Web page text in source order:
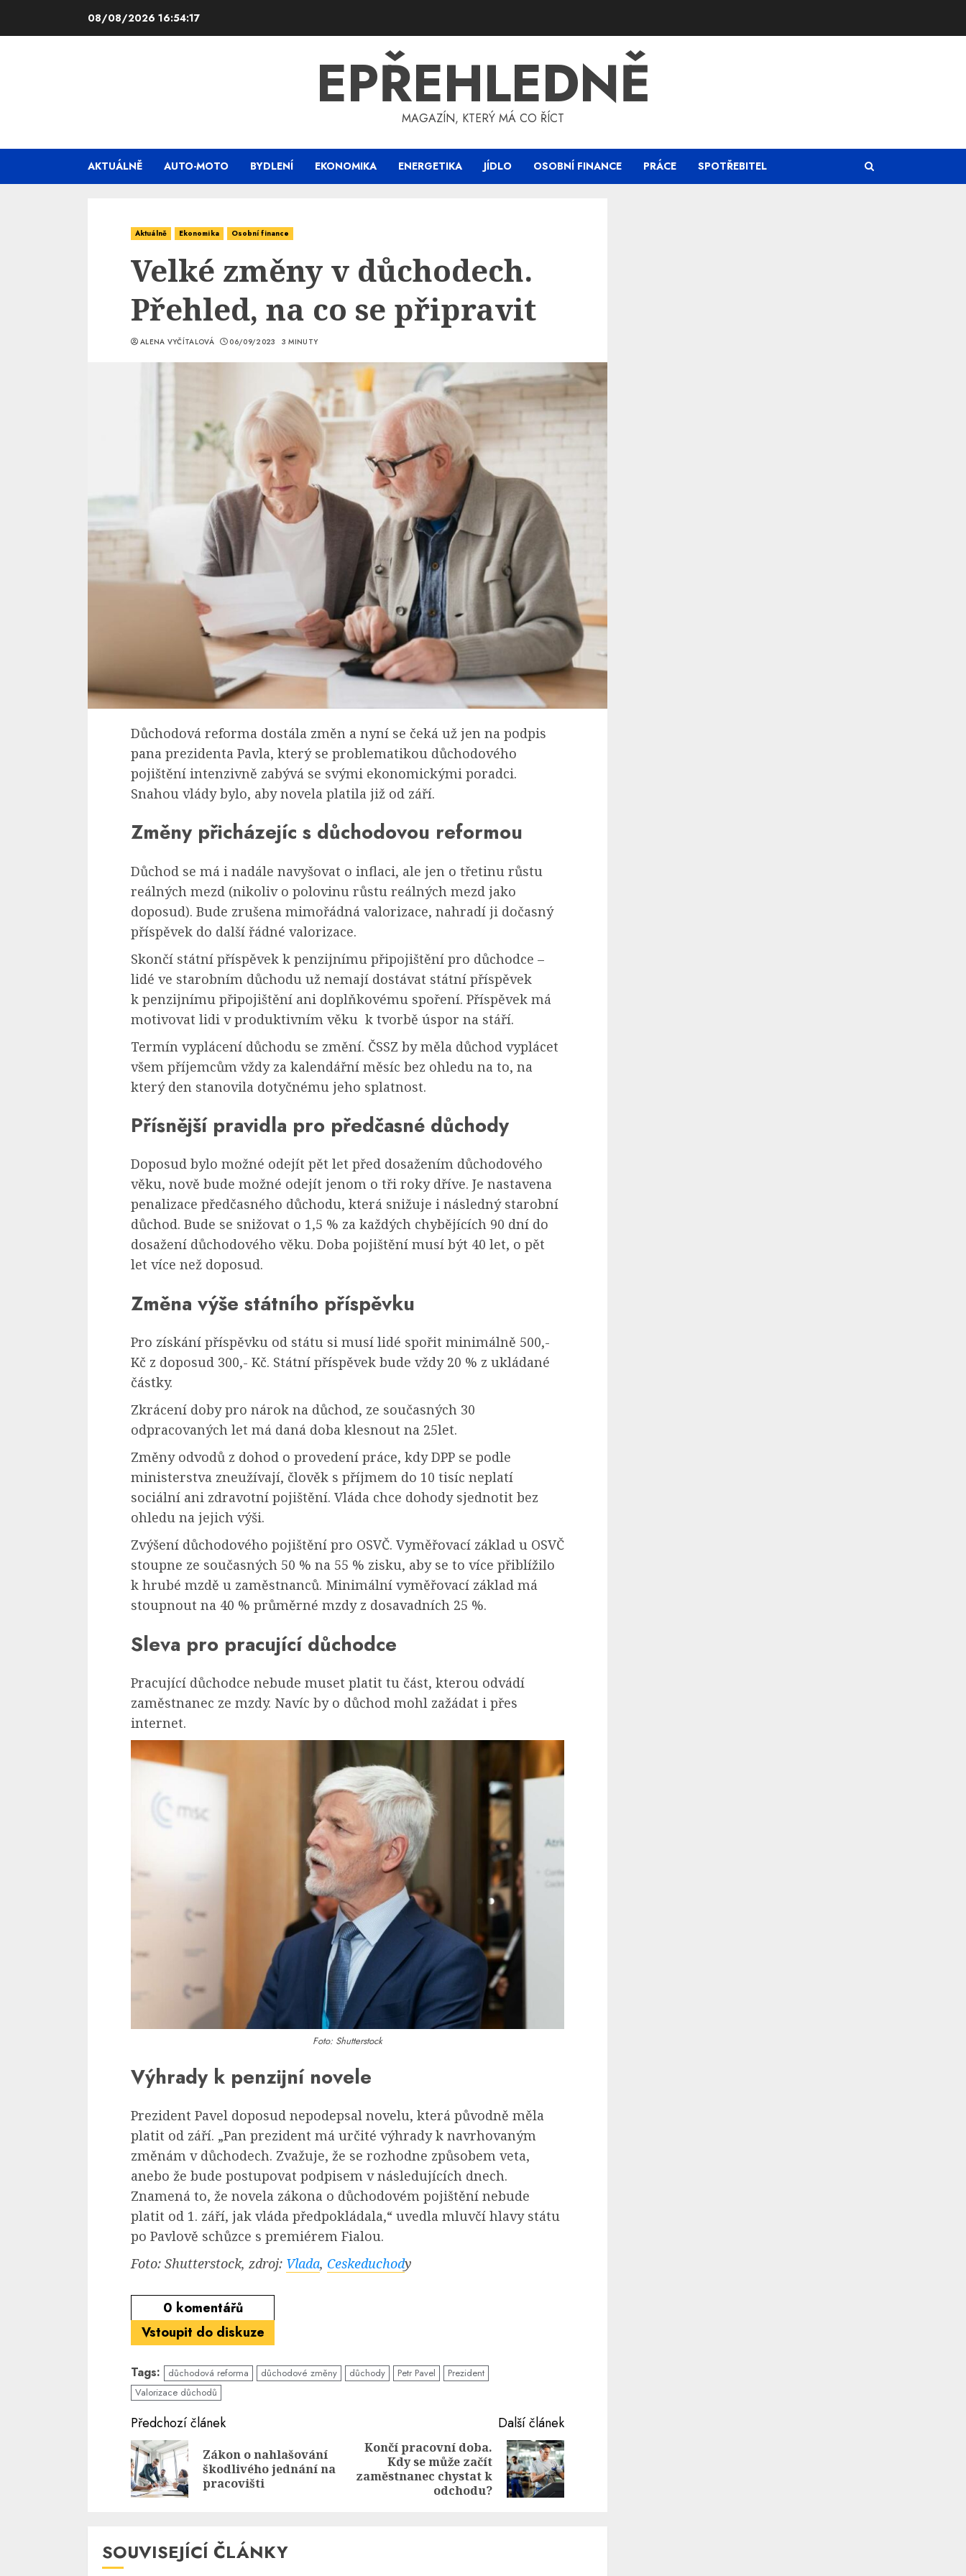
08/08/2026 16:54:18
EPŘEHLEDNĚ
MAGAZÍN, KTERÝ MÁ CO ŘÍCT
AKTUÁLNĚ AUTO-MOTO BYDLENÍ EKONOMIKA ENERGETIKA JÍDLO OSOBNÍ FINANCE PRÁCE SPOTŘEBITEL
Aktuálně Ekonomika Osobní finance
Velké změny v důchodech.
Přehled, na co se připravit
ALENA VYČÍTALOVÁ 06/09/2023 3 MINUTY
Důchodová reforma dostála změn a nyní se čeká už jen na podpis
pana prezidenta Pavla, který se problematikou důchodového
pojištění intenzivně zabývá se svými ekonomickými poradci.
Snahou vlády bylo, aby novela platila již od září.
Změny přicházejíc s důchodovou reformou
Důchod se má i nadále navyšovat o inflaci, ale jen o třetinu růstu
reálných mezd (nikoliv o polovinu růstu reálných mezd jako
doposud). Bude zrušena mimořádná valorizace, nahradí ji dočasný
příspěvek do další řádné valorizace.
Skončí státní příspěvek k penzijnímu připojištění pro důchodce –
lidé ve starobním důchodu už nemají dostávat státní příspěvek
k penzijnímu připojištění ani doplňkovému spoření. Příspěvek má
motivovat lidi v produktivním věku k tvorbě úspor na stáří.
Termín vyplácení důchodu se změní. ČSSZ by měla důchod vyplácet
všem příjemcům vždy za kalendářní měsíc bez ohledu na to, na
který den stanovila dotyčnému jeho splatnost.
Přísnější pravidla pro předčasné důchody
Doposud bylo možné odejít pět let před dosažením důchodového
věku, nově bude možné odejít jenom o tři roky dříve. Je nastavena
penalizace předčasného důchodu, která snižuje i následný starobní
důchod. Bude se snižovat o 1,5 % za každých chybějících 90 dní do
dosažení důchodového věku. Doba pojištění musí být 40 let, o pět
let více než doposud.
Změna výše státního příspěvku
Pro získání příspěvku od státu si musí lidé spořit minimálně 500,-
Kč z doposud 300,- Kč. Státní příspěvek bude vždy 20 % z ukládané
částky.
Zkrácení doby pro nárok na důchod, ze současných 30
odpracovaných let má daná doba klesnout na 25let.
Změny odvodů z dohod o provedení práce, kdy DPP se podle
ministerstva zneužívají, člověk s příjmem do 10 tisíc neplatí
sociální ani zdravotní pojištění. Vláda chce dohody sjednotit bez
ohledu na jejich výši.
Zvýšení důchodového pojištění pro OSVČ. Vyměřovací základ u OSVČ
stoupne ze současných 50 % na 55 % zisku, aby se to více přiblížilo
k hrubé mzdě u zaměstnanců. Minimální vyměřovací základ má
stoupnout na 40 % průměrné mzdy z dosavadních 25 %.
Sleva pro pracující důchodce
Pracující důchodce nebude muset platit tu část, kterou odvádí
zaměstnanec ze mzdy. Navíc by o důchod mohl zažádat i přes
internet.
Foto: Shutterstock
Výhrady k penzijní novele
Prezident Pavel doposud nepodepsal novelu, která původně měla
platit od září. „Pan prezident má určité výhrady k navrhovaným
změnám v důchodech. Zvažuje, že se rozhodne způsobem veta,
anebo že bude postupovat podpisem v následujících dnech.
Znamená to, že novela zákona o důchodovém pojištění nebude
platit od 1. září, jak vláda předpokládala,“ uvedla mluvčí hlavy státu
po Pavlově schůzce s premiérem Fialou.
Foto: Shutterstock, zdroj: Vlada, Ceskeduchody
0 komentářů
Vstoupit do diskuze
Tags: důchodová reforma důchodové změny důchody Petr Pavel
Prezident
Valorizace důchodů
Continue
Reading
Předchozí článek
Previous
post:
Zákon o nahlašování
škodlivého jednání na
pracovišti
Další článek
post:
Končí pracovní doba.
Kdy se může začít
zaměstnanec chystat k
odchodu?
SOUVISEJÍCÍ ČLÁNKY